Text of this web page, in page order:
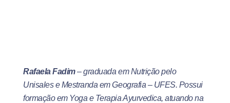
Rafaela Fadim– graduada em Nutrição pelo
Unisales e Mestranda em Geografia – UFES. Possui
formação em Yoga e Terapia Ayurvedica, atuando na